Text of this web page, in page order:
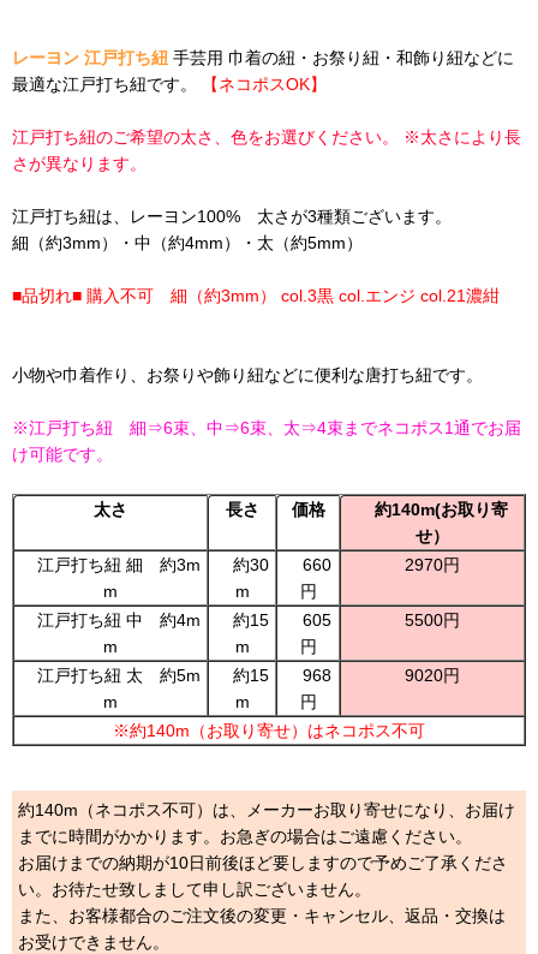
レーヨン 江戸打ち紐 手芸用 巾着の紐・お祭り紐・和飾り紐などに
最適な江戸打ち紐です。
【ネコポスOK】
江戸打ち紐のご希望の太さ、色をお選びください。 ※太さにより長
さが異なります。
江戸打ち紐は、レーヨン100% 太さが3種類ございます。
細（約3mm）・中（約4mm）・太（約5mm）
■品切れ■ 購入不可 細（約3mm） col.3黒 col.エンジ col.21濃紺
小物や巾着作り、お祭りや飾り紐などに便利な唐打ち紐です。
※江戸打ち紐 細⇒6束、中⇒6束、太⇒4束までネコポス1通でお届
け可能です。
太さ 長さ 価格
約140m(お取り寄
せ）
江戸打ち紐 細 約3m
m
約30
m
660
円
2970円
江戸打ち紐 中 約4m
m
約15
m
605
円
5500円
江戸打ち紐 太 約5m
m
約15
m
968
円
9020円
※約140m（お取り寄せ）はネコポス不可
約140m（ネコポス不可）は、メーカーお取り寄せになり、お届け
までに時間がかかります。お急ぎの場合はご遠慮ください。
お届けまでの納期が10日前後ほど要しますので予めご了承くださ
い。お待たせ致しまして申し訳ございません。
また、お客様都合のご注文後の変更・キャンセル、返品・交換は
お受けできません。